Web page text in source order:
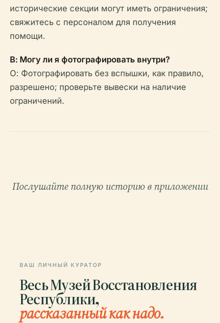
исторические секции могут иметь ограничения;
свяжитесь с персоналом для получения
помощи.
В: Могу ли я фотографировать внутри?
О: Фотографировать без вспышки, как правило,
разрешено; проверьте вывески на наличие
ограничений.
Послушайте полную историю в приложении
ВАШ ЛИЧНЫЙ КУРАТОР
Весь Музей Восстановления
Республики,
рассказанный как надо.